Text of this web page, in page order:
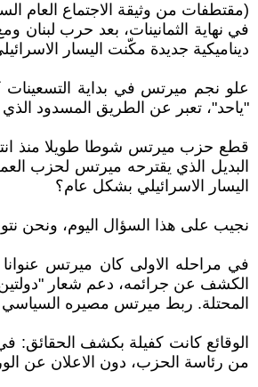
(مقتطفات من وثيقة الاجتماع العام
في نهاية الثمانينات، بعد حرب
ديناميكية جديدة مكّنت اليسار
علو نجم ميرتس في بداية التسعينات
"ياحد"، تعبر عن الطريق المسدود الذي
البديل الذي يقترحه ميرتس لحزب
اليسار الاسرائيلي بشكل عام؟
نجيب على هذا السؤال اليوم، ونحن
في مراحله الاولى كان ميرتس
الكشف عن جرائمه، دعم شعار
المحتلة. ربط ميرتس مصيره السياسي
من رئاسة الحزب، دون الاعلان عن